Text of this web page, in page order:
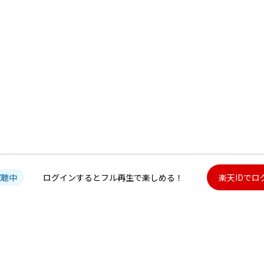
中 ログインするとフル再生で楽しめる！ 楽天IDでロ